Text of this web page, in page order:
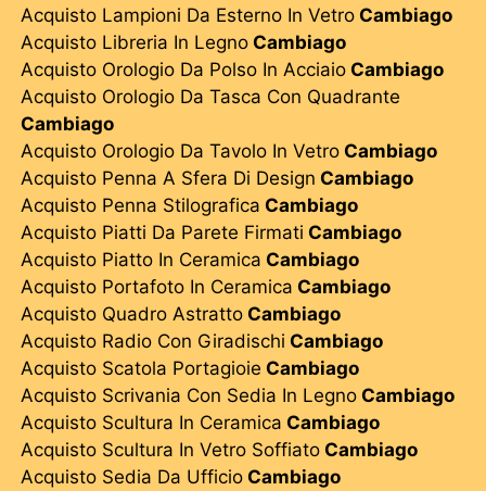
Acquisto Lampioni Da Esterno In Vetro Cambiago
Acquisto Libreria In Legno Cambiago
Acquisto Orologio Da Polso In Acciaio Cambiago
Acquisto Orologio Da Tasca Con Quadrante
Cambiago
Acquisto Orologio Da Tavolo In Vetro Cambiago
Acquisto Penna A Sfera Di Design Cambiago
Acquisto Penna Stilografica Cambiago
Acquisto Piatti Da Parete Firmati Cambiago
Acquisto Piatto In Ceramica Cambiago
Acquisto Portafoto In Ceramica Cambiago
Acquisto Quadro Astratto Cambiago
Acquisto Radio Con Giradischi Cambiago
Acquisto Scatola Portagioie Cambiago
Acquisto Scrivania Con Sedia In Legno Cambiago
Acquisto Scultura In Ceramica Cambiago
Acquisto Scultura In Vetro Soffiato Cambiago
Acquisto Sedia Da Ufficio Cambiago